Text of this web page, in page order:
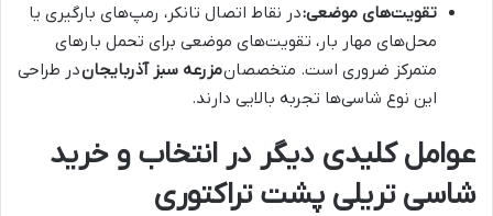
تقویت‌های موضعی:در نقاط اتصال تانکر، رمپ‌های بارگیری یا
محل‌های مهار بار، تقویت‌های موضعی برای تحمل بارهای
متمرکز ضروری است. متخصصانمزرعه سبز آذربایجاندر طراحی
این نوع شاسی‌ها تجربه بالایی دارند.
عوامل کلیدی دیگر در انتخاب و خرید
شاسی تریلی پشت تراکتوری